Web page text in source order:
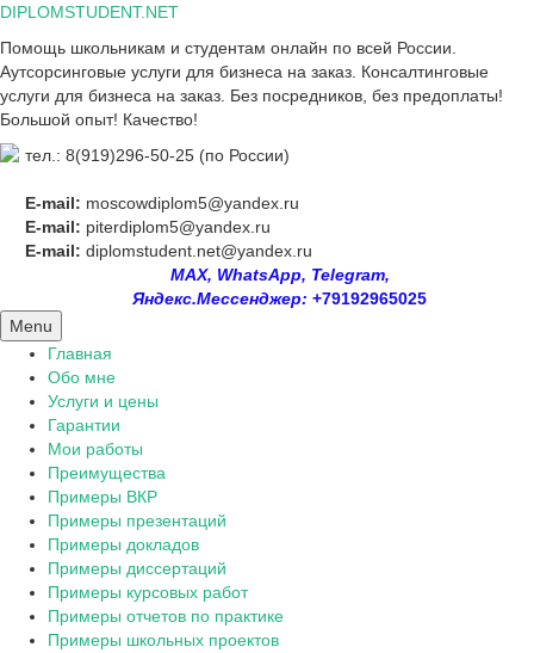
Skip
content
DIPLOMSTUDENT.NET
Помощь школьникам и студентам онлайн по всей России.
Аутсорсинговые услуги для бизнеса на заказ. Консалтинговые
услуги для бизнеса на заказ. Без посредников, без предоплаты!
Большой опыт! Качество!
тел.: 8(919)296-50-25 (по России)
E-mail: moscowdiplom5@yandex.ru
E-mail: piterdiplom5@yandex.ru
E-mail: diplomstudent.net@yandex.ru
MAX, WhatsApp, Telegram,
Яндекс.Мессенджер: +79192965025
Menu
Главная
Обо мне
Услуги и цены
Гарантии
Мои работы
Преимущества
Примеры ВКР
Примеры презентаций
Примеры докладов
Примеры диссертаций
Примеры курсовых работ
Примеры отчетов по практике
Примеры школьных проектов